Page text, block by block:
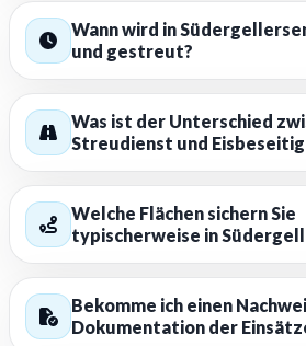
Wann wird in
und gestreut?
Was ist der Unterschied
Streudienst und
Welche Flächen sichern Sie
typischerweise in
Bekomme ich einen
Dokumentation der